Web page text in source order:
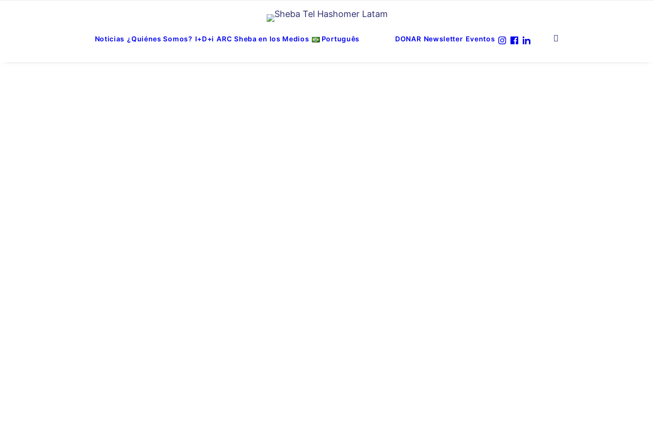
Noticias ¿Quiénes Somos? I+D+i ARC Sheba en los Medios Português DONAR Newsletter Eventos